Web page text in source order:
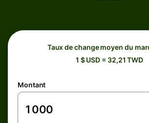
Taux de change moyen du
1 $ USD = 32,21 TWD
Montant